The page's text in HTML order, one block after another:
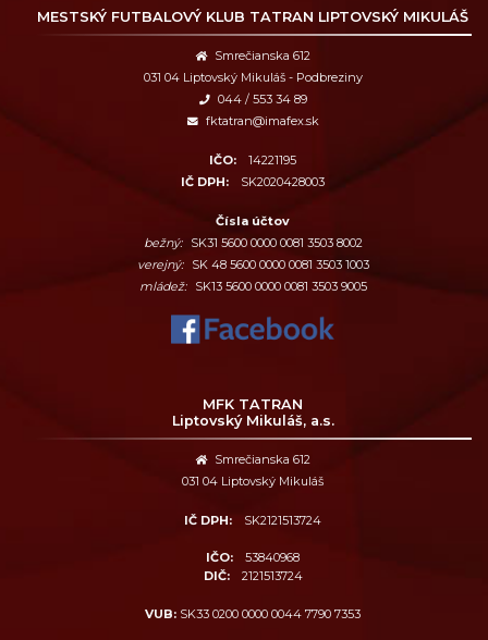
MESTSKÝ FUTBALOVÝ KLUB TATRAN LIPTOVSKÝ MIKULÁŠ
Smrečianska 612
031 04 Liptovský Mikuláš - Podbreziny
044 / 553 34 89
fktatran@imafex.sk
IČO:
14221195
IČ DPH:
SK2020428003
Čísla účtov
bežný:
SK31 5600 0000 0081 3503 8002
verejný:
SK 48 5600 0000 0081 3503 1003
mládež:
SK13 5600 0000 0081 3503 9005
MFK TATRAN
Liptovský Mikuláš, a.s.
Smrečianska 612
031 04 Liptovský Mikuláš
IČ DPH: SK2121513724
IČO:
53840968
DIČ:
2121513724
VUB: SK33 0200 0000 0044 7790 7353